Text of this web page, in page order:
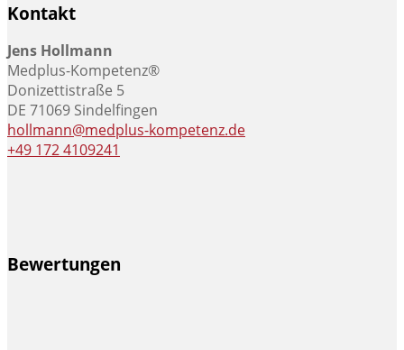
Kontakt
Jens Hollmann
Medplus-Kompetenz®
Donizettistraße 5
DE 71069 Sindelfingen
hollmann@medplus-kompetenz.de
+49 172 4109241
Bewertungen